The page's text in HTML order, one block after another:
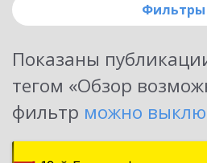
Фильтры
Показаны
тегом «Обзор
фильтр можно